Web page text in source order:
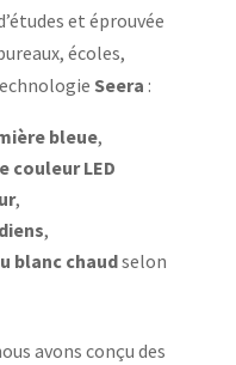
et éprouvée
écoles,
Seera :
bleue,
couleur LED
,
,
blanc chaudselon
avons conçu des